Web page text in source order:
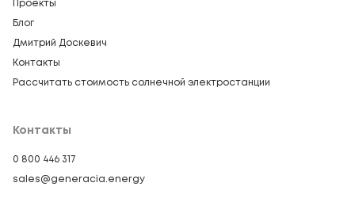
Проекты
Блог
Дмитрий Доскевич
Контакты
Рассчитать стоимость солнечной электростанции
Контакты
0 800 446 317
sales@generacia.energy